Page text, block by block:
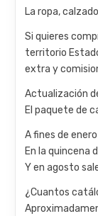
La ropa,
Si quieres
territorio
extra y
Actualización
El paquete de
A fines de
En la quincena
Y en agosto
¿Cuantos